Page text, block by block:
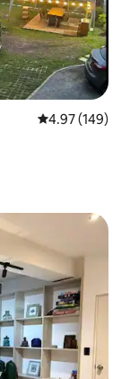
從 149 則評價
4.97 (149)